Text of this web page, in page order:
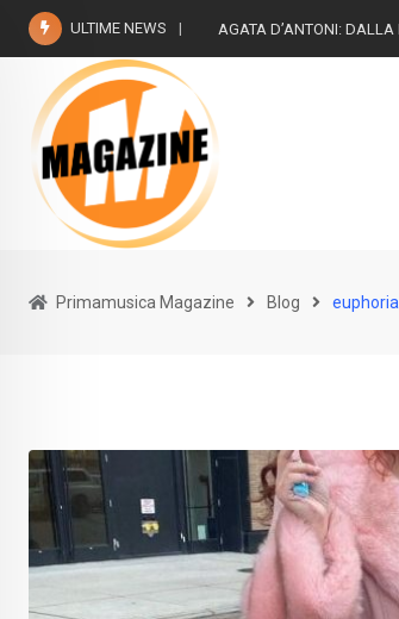
Skip
content
ULTIME NEWS AGATA D’ANTONI:
Primamusica Magazine Blog euphoria